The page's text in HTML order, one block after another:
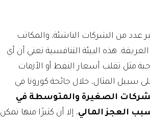
عدد من الشركات الناشئة، والمكاتب
هذه البيئة التنافسية تعني أن أي
مثل تقلب أسعار النفط أو الأزمات
سبيل المثال، خلال جائحة كورونا في
الصغيرة والمتوسطة في
العجز المالي، إلا أن كثيرًا منها تمكن